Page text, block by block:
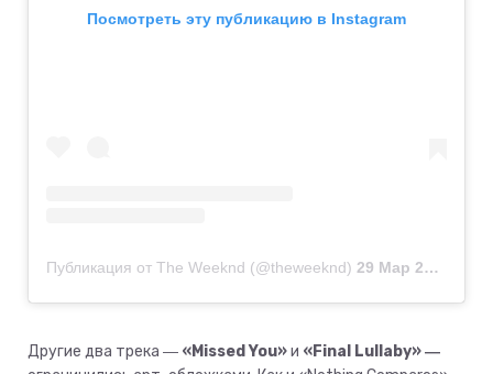
Посмотреть эту публикацию в Instagram
Публикация от The Weeknd (@theweeknd) 29 Мар 2020 в 6:05 PDT
Другие два трека ― «Missed You»и «Final Lullaby» ―